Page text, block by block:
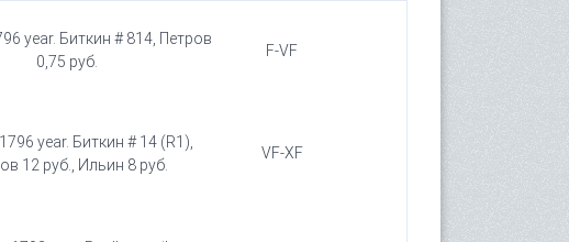
year. Биткин # 814, Петров
0,75 руб.
F-VF
year. Биткин # 14 (R1),
12 руб., Ильин 8 руб.
VF-XF